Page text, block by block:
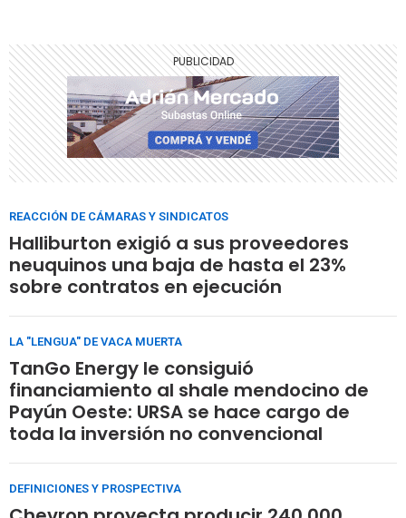
REACCIÓN DE CÁMARAS Y SINDICATOS
Halliburton exigió a sus proveedores
neuquinos una baja de hasta el 23%
sobre contratos en ejecución
LA "LENGUA" DE VACA MUERTA
TanGo Energy le consiguió
financiamiento al shale mendocino de
Payún Oeste: URSA se hace cargo de
toda la inversión no convencional
DEFINICIONES Y PROSPECTIVA